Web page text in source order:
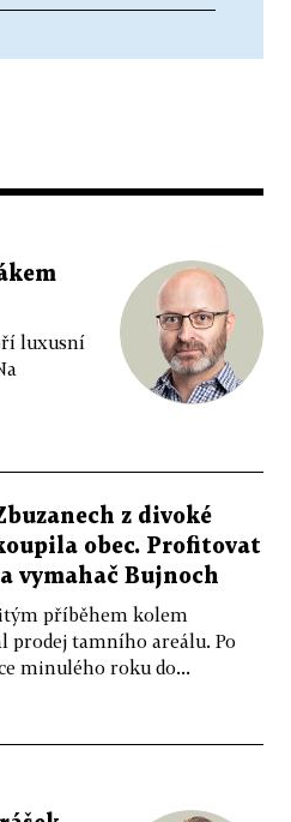
luxusní
z divoké
obec. Profitovat
vymahač Bujnoch
příběhem kolem
prodej tamního areálu. Po
minulého roku do...